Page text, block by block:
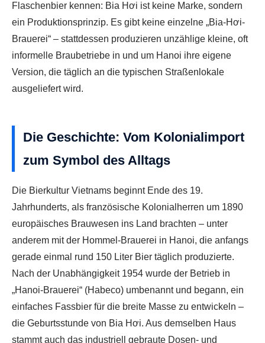
Flaschenbier kennen: Bia Hơi ist keine Marke, sondern
ein Produktionsprinzip. Es gibt keine einzelne „Bia-Hơi-
Brauerei“ – stattdessen produzieren unzählige kleine, oft
informelle Braubetriebe in und um Hanoi ihre eigene
Version, die täglich an die typischen Straßenlokale
ausgeliefert wird.
Die Geschichte: Vom Kolonialimport
zum Symbol des Alltags
Die Bierkultur Vietnams beginnt Ende des 19.
Jahrhunderts, als französische Kolonialherren um 1890
europäisches Brauwesen ins Land brachten – unter
anderem mit der Hommel-Brauerei in Hanoi, die anfangs
gerade einmal rund 150 Liter Bier täglich produzierte.
Nach der Unabhängigkeit 1954 wurde der Betrieb in
„Hanoi-Brauerei“ (Habeco) umbenannt und begann, ein
einfaches Fassbier für die breite Masse zu entwickeln –
die Geburtsstunde von Bia Hơi. Aus demselben Haus
stammt auch das industriell gebraute Dosen- und